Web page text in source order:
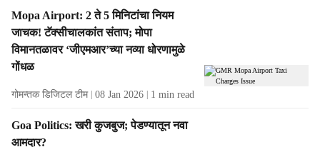
Mopa Airport: 2 ते 5 मिनिटांचा नियम
जाचक! टॅक्सीचालकांत संताप; मोपा
विमानतळावर ‘जीएमआर’च्या नव्या धोरणामुळे
गोंधळ
गोमन्तक डिजिटल टीम 08 Jan 2026 1 min read
Goa Politics: खरी कुजबुज; पेडण्यातून नवा
आमदार?